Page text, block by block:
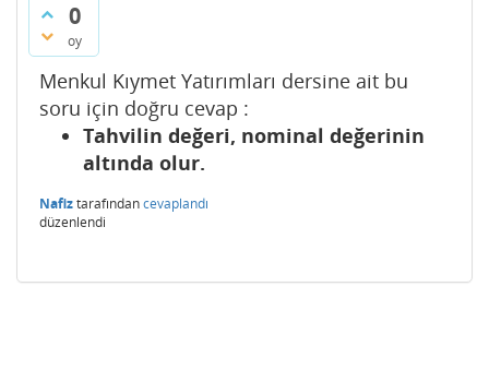
0
oy
Menkul Kıymet Yatırımları dersine ait bu
soru için doğru cevap :
Tahvilin değeri, nominal değerinin
altında olur.
Nafiztarafındancevaplandı
düzenlendi